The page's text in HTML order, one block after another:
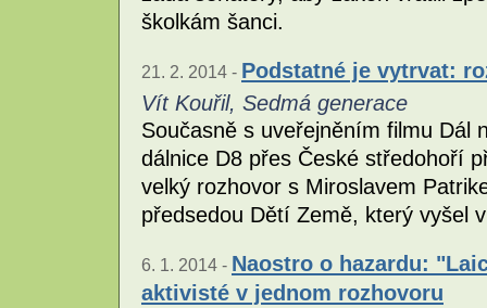
školkám šanci.
21. 2. 2014 - Podstatné je vytrvat:
Vít Kouřil, Sedmá generace
Současně s uveřejněním filmu Dál
dálnice D8 přes České středohoří
velký rozhovor s Miroslavem
předsedou Dětí Země, který vyšel
6. 1. 2014 - Naostro o hazardu:
aktivisté v jednom rozhovoru